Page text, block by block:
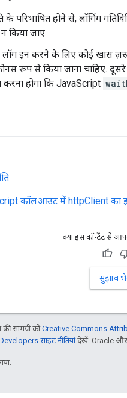
के परिभाषित होने से, लॉगिंग
किया जाए.
इन करने के लिए कोई खास
रूप से किया जाना चाहिए.
होगा कि JavaScript
कॉलआउट में httpClient का
क्या इस कॉन्टेंट से
सुझाव
सामग्री कोCreative Commons
साइट नीतियांदेखें. Oracle और/